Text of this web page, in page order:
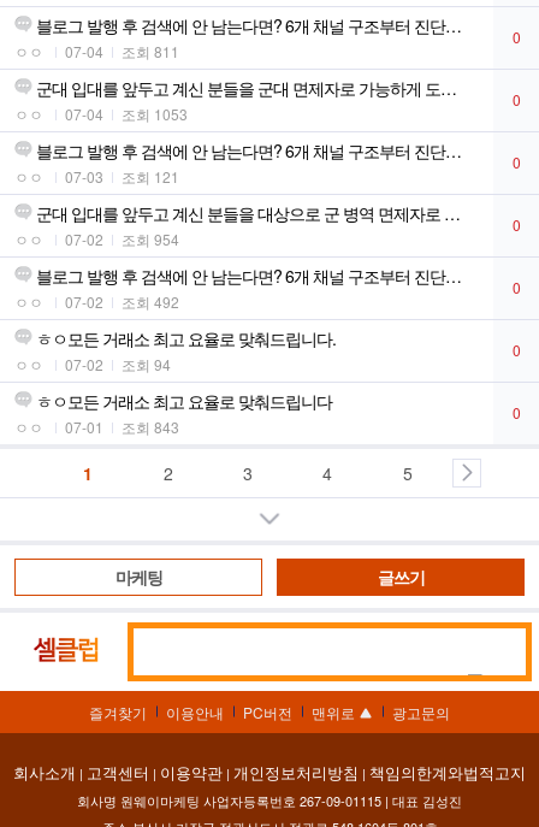
블로그 발행 후 검색에 안 남는다면? 6개 채널 구조부터 진단합니다
ㅇㅇ 07-04 조회 811
0
군대 입대를 앞두고 계신 분들을 군대 면제자로 가능하게 도와드립니다!
ㅇㅇ 07-04 조회 1053
0
블로그 발행 후 검색에 안 남는다면? 6개 채널 구조부터 진단합니다
ㅇㅇ 07-03 조회 121
0
군대 입대를 앞두고 계신 분들을 대상으로 군 병역 면제자로 가능합니다!!
ㅇㅇ 07-02 조회 954
0
블로그 발행 후 검색에 안 남는다면? 6개 채널 구조부터 진단합니다
ㅇㅇ 07-02 조회 492
0
ㅎㅇ모든 거래소 최고 요율로 맞춰드립니다.
ㅇㅇ 07-02 조회 94
0
ㅎㅇ모든 거래소 최고 요율로 맞춰드립니다
ㅇㅇ 07-01 조회 843
0
1 2 3 4 5
더보기
마케팅
글쓰기
럽
검
색
즐겨찾기 이용안내 PC버전 맨위로 광고문의
회사소개 | 고객센터 | 이용약관 | 개인정보처리방침 | 책임의한계와법적고지
회사명 원웨이마케팅 사업자등록번호 267-09-01115 | 대표 김성진